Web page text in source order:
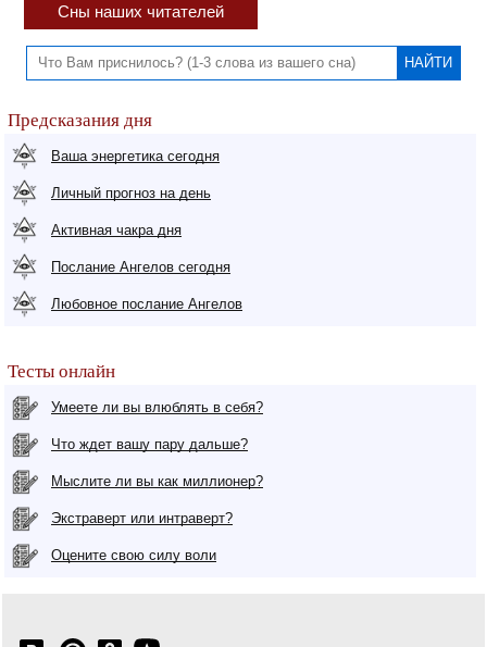
Сны наших читателей
Предсказания дня
Ваша энергетика сегодня
Личный прогноз на день
Активная чакра дня
Послание Ангелов сегодня
Любовное послание Ангелов
Тесты онлайн
Умеете ли вы влюблять в себя?
Что ждет вашу пару дальше?
Мыслите ли вы как миллионер?
Экстраверт или интраверт?
Оцените свою силу воли